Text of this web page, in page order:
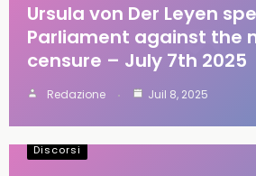
Ursula von Der Leyen
Parliament against the
censure – July 7th 2025
Redazione Juil 8, 2025
Discorsi